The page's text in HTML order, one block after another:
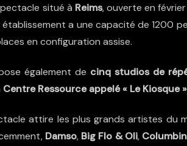
situé à Reims, ouverte en
a une capacité de 1200
en configuration assise.
également de cinq studios de
Centre Ressource appelé « Le Kiosque »
attire les plus grands artistes du
Damso, Big Flo & Oli,